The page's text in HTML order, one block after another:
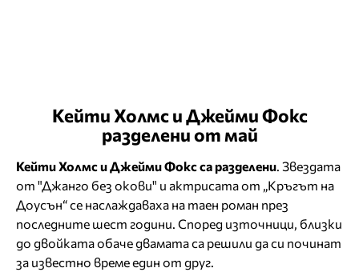
Кейти Холмс и Джейми Фокс
разделени от май
Кейти Холмс и Джейми Фокс са разделени . Звездата
от "Джанго без окови" и актрисата от „Кръгът на
Доусън“ се наслаждаваха на таен роман през
последните шест години. Според източници, близки
до двойката обаче двамата са решили да си починат
за известно време един от друг.